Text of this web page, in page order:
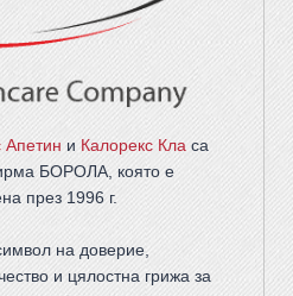
Апетин и Калорекс Класа
БОРОЛА, която е
през 1996 г.
на доверие,
и цялостна грижа за